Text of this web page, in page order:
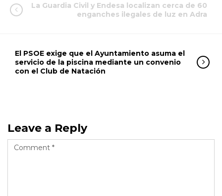
La Guardia Civil y Endesa localizan cerca de 60
enganches ilegales de luz en Adra
El PSOE exige que el Ayuntamiento asuma el
servicio de la piscina mediante un convenio
con el Club de Natación
Leave a Reply